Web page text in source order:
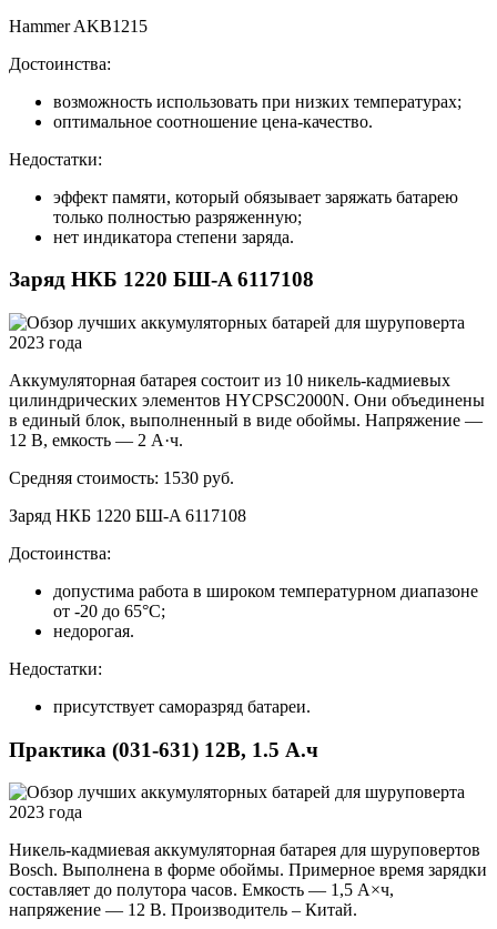
Hammer AKB1215
Достоинства:
возможность использовать при низких температурах;
оптимальное соотношение цена-качество.
Недостатки:
эффект памяти, который обязывает заряжать батарею
только полностью разряженную;
нет индикатора степени заряда.
Заряд НКБ 1220 БШ-A 6117108
Аккумуляторная батарея состоит из 10 никель-кадмиевых
цилиндрических элементов HYCPSC2000N. Они объединены
в единый блок, выполненный в виде обоймы. Напряжение —
12 В, емкость — 2 А·ч.
Средняя стоимость: 1530 руб.
Заряд НКБ 1220 БШ-A 6117108
Достоинства:
допустима работа в широком температурном диапазоне
от -20 до 65°С;
недорогая.
Недостатки:
присутствует саморазряд батареи.
Практика (031-631) 12В, 1.5 А.ч
Никель-кадмиевая аккумуляторная батарея для шуруповертов
Bosch. Выполнена в форме обоймы. Примерное время зарядки
составляет до полутора часов. Емкость — 1,5 А×ч,
напряжение — 12 В. Производитель – Китай.